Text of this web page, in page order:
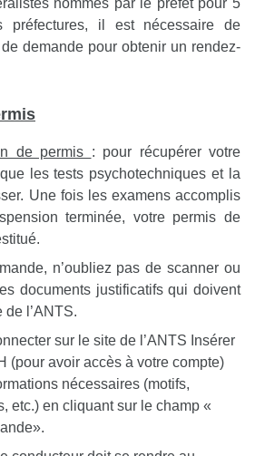
préfectures, il est nécessaire de
demande pour obtenir un rendez-
de permis : pour récupérer votre
les tests psychotechniques et la
Une fois les examens accomplis
terminée, votre permis de
n’oubliez pas de scanner ou
documents justificatifs qui doivent
de l’ANTS.
sur le site de l’ANTS Insérer
(pour avoir accès à votre compte)
nécessaires (motifs,
etc.) en cliquant sur le champ «